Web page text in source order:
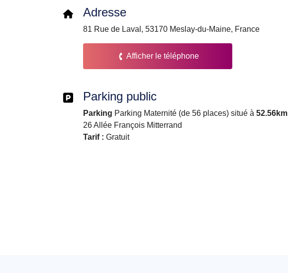
Adresse
81 Rue de Laval, 53170 Meslay-du-Maine, France
Afficher le téléphone
Parking public
Parking Parking Maternité (de 56 places) situé à 52.56km
26 Allée François Mitterrand
Tarif : Gratuit